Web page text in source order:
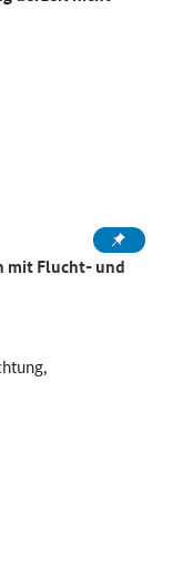
mit Flucht- und